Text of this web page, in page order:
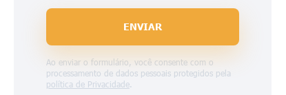
ENVIAR
Ao enviar o formulário, você consente com o
processamento de dados pessoais protegidos pela
política de Privacidade.